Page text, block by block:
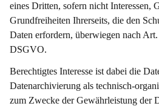
eines Dritten, sofern nicht Interessen,
Grundfreiheiten Ihrerseits, die den
Daten erfordern, überwiegen nach
DSGVO.
Berechtigtes Interesse ist dabei die
Datenarchivierung als technisch-
zum Zwecke der Gewährleistung der